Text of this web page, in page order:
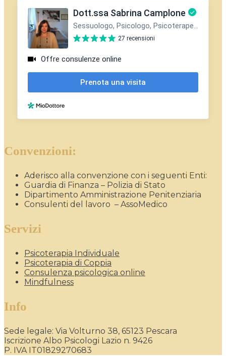
Convenzioni:
Aderisco alla convenzione con i seguenti Enti:
Guardia di Finanza – Polizia di Stato
Dipartimento Amministrazione Penitenziaria
Consulenti del lavoro – AssoMedico
Servizi
Psicoterapia Individuale
Psicoterapia di Coppia
Consulenza psicologica online
Mindfulness
Info
Sede legale: Via Volturno 38, 65123 Pescara
Iscrizione Albo Psicologi Lazio n. 9426
P. IVA IT01829270683